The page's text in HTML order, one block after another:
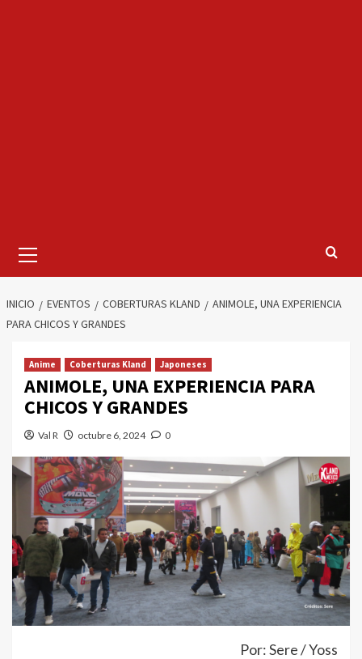
primario
INICIO EVENTOS COBERTURAS KLAND
ANIMOLE, UNA EXPERIENCIA
PARA CHICOS Y GRANDES
Anime Coberturas Kland Japoneses
ANIMOLE, UNA EXPERIENCIA PARA
CHICOS Y GRANDES
Val R octubre 6, 2024 0
Por: Sere / Yoss